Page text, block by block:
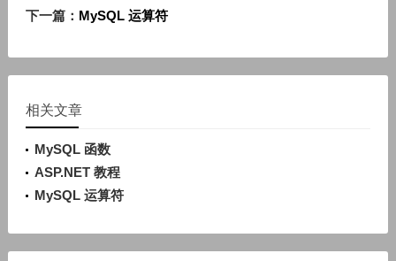
下一篇： MySQL 运算符
相关文章
MySQL 函数
ASP.NET 教程
MySQL 运算符